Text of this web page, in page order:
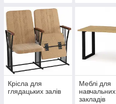
та фарбування під
замовлення
Крісла для
глядацьких залів
Меблі для
навчальних
закладів